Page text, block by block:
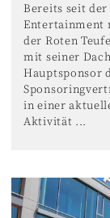
Bereits seit der
Entertainment
der Roten
mit seiner
Hauptsponsor
in einer
Aktivität ...